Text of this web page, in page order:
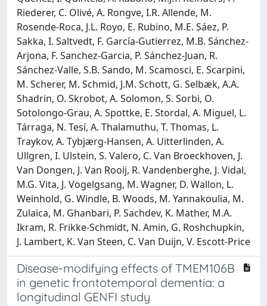
Riederer, C. Olivé, A. Rongve, I.R. Allende, M.
Rosende-Roca, J.L. Royo, E. Rubino, M.E. Sáez, P.
Sakka, I. Saltvedt, F. García-Gutierrez, M.B. Sánchez-
Arjona, F. Sanchez-Garcia, P. Sánchez-Juan, R.
Sánchez-Valle, S.B. Sando, M. Scamosci, E. Scarpini,
M. Scherer, M. Schmid, J.M. Schott, G. Selbæk, A.A.
Shadrin, O. Skrobot, A. Solomon, S. Sorbi, O.
Sotolongo-Grau, A. Spottke, E. Stordal, A. Miguel, L.
Tárraga, N. Tesí, A. Thalamuthu, T. Thomas, L.
Traykov, A. Tybjærg-Hansen, A. Uitterlinden, A.
Ullgren, I. Ulstein, S. Valero, C. Van Broeckhoven, J.
Van Dongen, J. Van Rooij, R. Vandenberghe, J. Vidal,
M.G. Vita, J. Vogelgsang, M. Wagner, D. Wallon, L.
Weinhold, G. Windle, B. Woods, M. Yannakoulia, M.
Zulaica, M. Ghanbari, P. Sachdev, K. Mather, M.A.
Ikram, R. Frikke-Schmidt, N. Amin, G. Roshchupkin,
J. Lambert, K. Van Steen, C. Van Duijn, V. Escott-Price
Disease-modifying effects of TMEM106B
in genetic frontotemporal dementia: a
longitudinal GENFI study